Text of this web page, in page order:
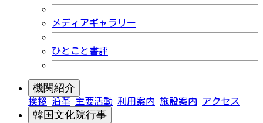
メディアギャラリー
ひとこと書評
機関紹介
挨拶 沿革 主要活動 利用案内 施設案内 アクセス
韓国文化院行事